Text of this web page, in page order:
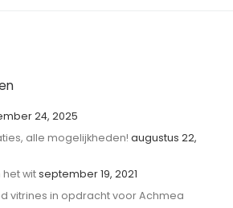
24, 2025
alle mogelijkheden! augustus 22,
het witseptember 19, 2021
vitrines in opdracht voor Achmea